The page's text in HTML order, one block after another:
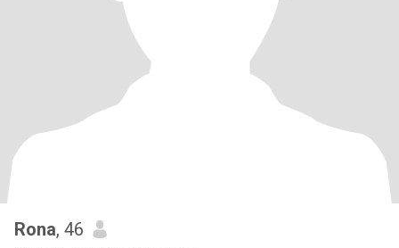
Rona, 46